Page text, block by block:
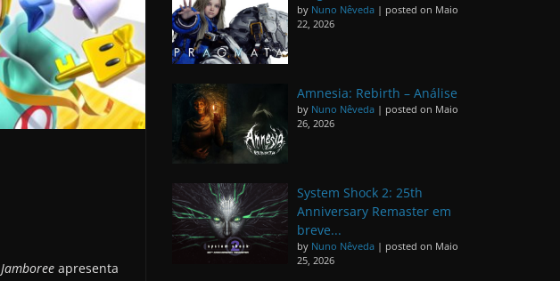
Jamboree apresenta
by Nuno Nêveda | posted on Maio
22, 2026
Amnesia: Rebirth – Análise
by Nuno Nêveda | posted on Maio
26, 2026
System Shock 2: 25th
Anniversary Remaster em
breve...
by Nuno Nêveda | posted on Maio
25, 2026